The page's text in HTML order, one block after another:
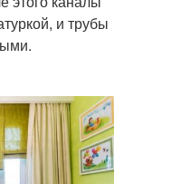
и трубы